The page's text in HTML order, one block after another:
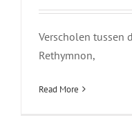
Verscholen tussen
Rethymnon,
Read More